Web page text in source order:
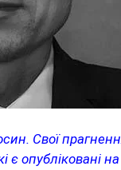
Свої
є опубліковані